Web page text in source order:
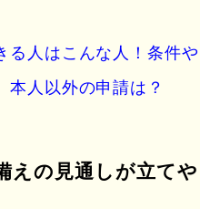
る人はこんな人！条件や
本人以外の申請は？
えの見通しが立てや